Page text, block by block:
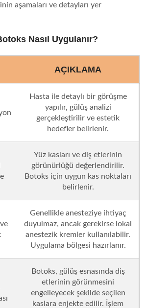
aşamaları ve detayları yer
Nasıl Uygulanır?
AÇIKLAMA
Hasta ile detaylı bir görüşme
yapılır, gülüş analizi
gerçekleştirilir ve estetik
hedefler belirlenir.
Yüz kasları ve diş etlerinin
görünürlüğü değerlendirilir.
Botoks için uygun kas noktaları
belirlenir.
Genellikle anesteziye ihtiyaç
duyulmaz, ancak gerekirse lokal
anestezik kremler kullanılabilir.
Uygulama bölgesi hazırlanır.
Botoks, gülüş esnasında diş
etlerinin görünmesini
engelleyecek şekilde seçilen
kaslara enjekte edilir. İşlem